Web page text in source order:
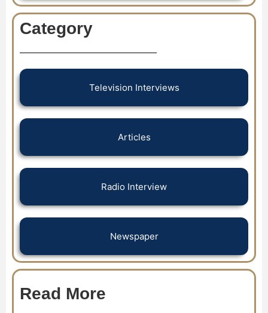
Category
Television Interviews
Articles
Radio Interview
Newspaper
Read More